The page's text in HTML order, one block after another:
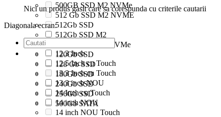
500GB SSD M2 NVMe
512 Gb SSD M2 NVME
512Gb SSD
512Gb SSD M2
512Gb SSD M2 NVMe
120Gb SSD
128 Gb SSD
180Gb SSD
240Gb SSD
256Gb SSD
500Gb SATA
Nici un produs gasit care sa corespunda cu criterile cautarii
Diagonala ecran:
12.3 Inch
12.5 Inch cu Touch
13.3 Inch cu Touch
13.3 inch NOU
14 Inch cu Touch
14 inch NOU
14 inch NOU Touch